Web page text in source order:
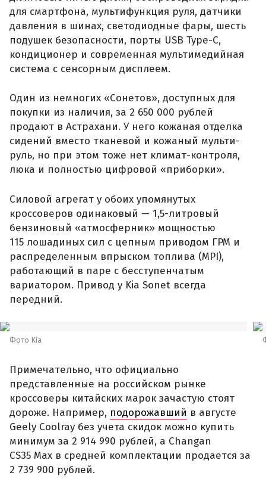
для смартфона, мультифункция руля, датчики
давления в шинах, светодиодные фары, шесть
подушек безопасности, порты USB Type-C,
кондиционер и современная мультимедийная
система с сенсорным дисплеем.
Один из немногих «Сонетов», доступных для
покупки из наличия, за 2 650 000 рублей
продают в Астрахани. У него кожаная отделка
сидений вместо тканевой и кожаный мульти-
руль, но при этом тоже нет климат-контроля,
люка и полностью цифровой «приборки».
Силовой агрегат у обоих упомянутых
кроссоверов одинаковый — 1,5-литровый
бензиновый «атмосферник» мощностью
115 лошадиных сил с цепным приводом ГРМ и
распределенным впрыском топлива (MPI),
работающий в паре с бесступенчатым
вариатором. Привод у Kia Sonet всегда
передний.
Фото Kia
Примечательно, что официально
представленные на российском рынке
кроссоверы китайских марок зачастую стоят
дороже. Например, подорожавший в августе
Geely Coolray без учета скидок можно купить
минимум за 2 914 990 рублей, а Changan
CS35 Max в средней комплектации продается за
2 739 900 рублей.